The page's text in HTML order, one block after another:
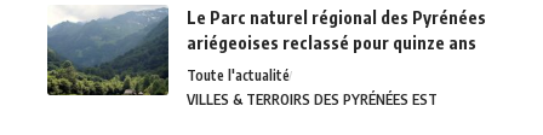
Le Parc naturel régional des Pyrénées
ariégeoises reclassé pour quinze ans
Toute l'actualité
VILLES & TERROIRS DES PYRÉNÉES EST